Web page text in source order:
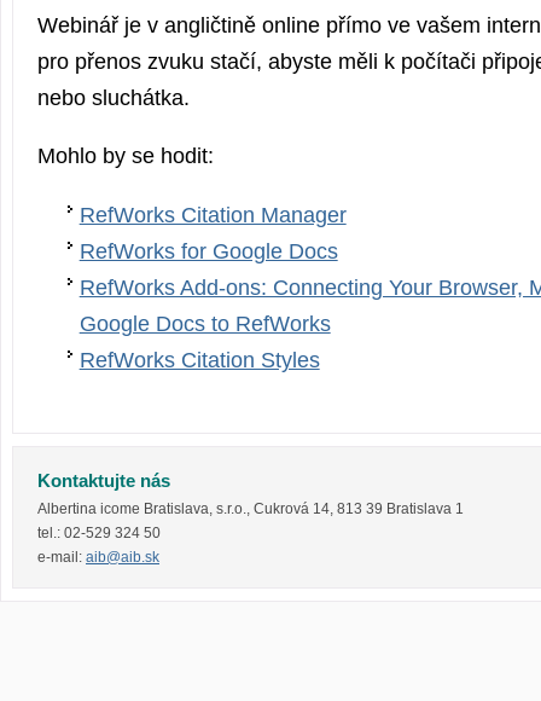
Webinář je v angličtině online přímo ve vašem
pro přenos zvuku stačí, abyste měli k počítači
nebo sluchátka.
Mohlo by se hodit:
RefWorks Citation Manager
RefWorks for Google Docs
RefWorks Add-ons: Connecting Your Browser,
Google Docs to RefWorks
RefWorks Citation Styles
Kontaktujte nás
Albertina icome Bratislava, s.r.o. Cukrová 14 813 39 Bratislava 1
tel.: 02-529 324 50
e-mail: aib@aib.sk